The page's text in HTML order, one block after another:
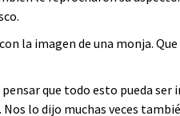
la imagen de una monja.
que todo esto pueda
lo dijo muchas veces